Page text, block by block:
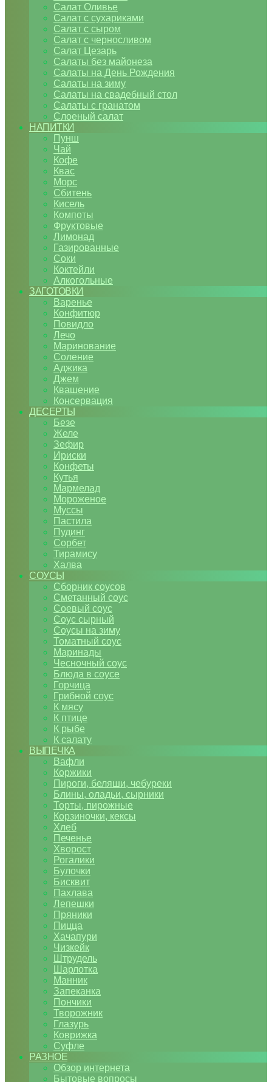
Салат Оливье
Салат с сухариками
Салат с сыром
Салат с черносливом
Салат Цезарь
Салаты без майонеза
Салаты на День Рождения
Салаты на зиму
Салаты на свадебный стол
Салаты с гранатом
Слоеный салат
НАПИТКИ
Пунш
Чай
Кофе
Квас
Морс
Сбитень
Кисель
Компоты
Фруктовые
Лимонад
Газированные
Соки
Коктейли
Алкогольные
ЗАГОТОВКИ
Варенье
Конфитюр
Повидло
Лечо
Маринование
Соление
Аджика
Джем
Квашение
Консервация
ДЕСЕРТЫ
Безе
Желе
Зефир
Ириски
Конфеты
Кутья
Мармелад
Мороженое
Муссы
Пастила
Пудинг
Сорбет
Тирамису
Халва
СОУСЫ
Сборник соусов
Сметанный соус
Соевый соус
Соус сырный
Соусы на зиму
Томатный соус
Маринады
Чесночный соус
Блюда в соусе
Горчица
Грибной соус
К мясу
К птице
К рыбе
К салату
ВЫПЕЧКА
Вафли
Коржики
Пироги, беляши, чебуреки
Блины, оладьи, сырники
Торты, пирожные
Корзиночки, кексы
Хлеб
Печенье
Хворост
Рогалики
Булочки
Бисквит
Пахлава
Лепешки
Пряники
Пицца
Хачапури
Чизкейк
Штрудель
Шарлотка
Манник
Запеканка
Пончики
Творожник
Глазурь
Коврижка
Суфле
РАЗНОЕ
Обзор интернета
Бытовые вопросы